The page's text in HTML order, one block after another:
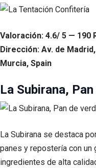
Valoración: 4.6/ 5 — 190
Dirección: Av. de
Murcia, Spain
La Subirana,
La Subirana se destaca
panes y repostería con un
ingredientes de alta